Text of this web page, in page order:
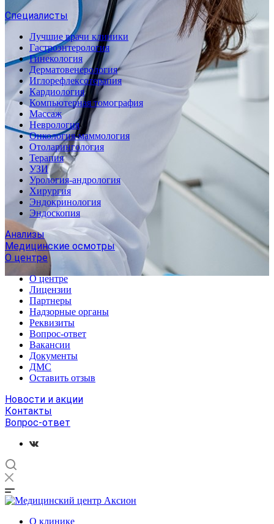
Специалисты
Лучшие врачи клиники
Гастроэнтерология
Гинекология
Дерматовенерология
Иглорефлексотерапия
Кардиология
Компьютерная томография
Массаж
Неврология
Онкология-маммология
Отоларингология
Терапия
УЗИ
Урология-андрология
Хирургия
Эндокринология
Эндоскопия
Анализы
Медицинские осмотры
О центре
О центре
Лицензии
Партнеры
Надзорные органы
Реквизиты
Вопрос-ответ
Вакансии
Документы
ДМС
Оставить отзыв
Новости и акции
Контакты
Вопрос-ответ
О клинике